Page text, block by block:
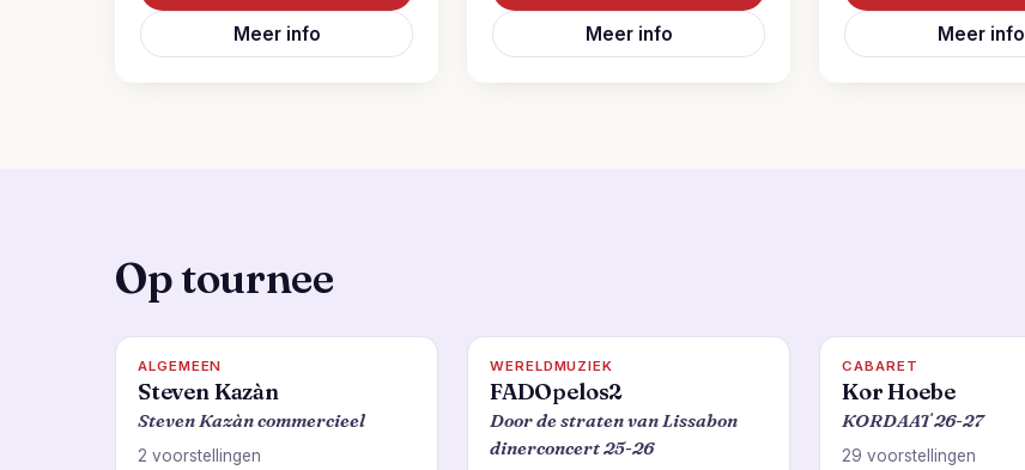
Meer info Meer info Meer info
Op tournee
ALGEMEEN
Steven Kazàn
Steven Kazàn commercieel
2 voorstellingen
WERELDMUZIEK
FADOpelos2
Door de straten van Lissabon
dinerconcert 25-26
CABARET
Kor Hoebe
KORDAAT 26-27
29 voorstellingen